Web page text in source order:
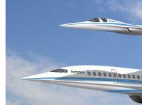
Faut-il encore